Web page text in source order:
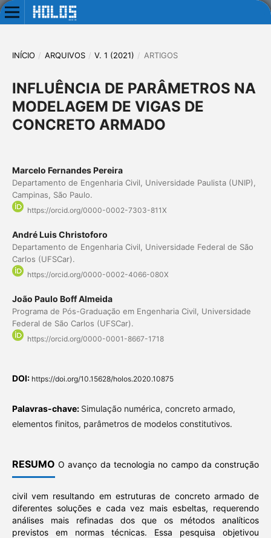
INÍCIO / ARQUIVOS / V. 1 (2021) / ARTIGOS
INFLUÊNCIA DE PARÂMETROS NA
MODELAGEM DE VIGAS DE
CONCRETO ARMADO
Marcelo Fernandes Pereira
Departamento de Engenharia Civil, Universidade Paulista (UNIP),
Campinas, São Paulo.
https://orcid.org/0000-0002-7303-811X
André Luis Christoforo
Departamento de Engenharia Civil, Universidade Federal de São
Carlos (UFSCar).
https://orcid.org/0000-0002-4066-080X
João Paulo Boff Almeida
Programa de Pós-Graduação em Engenharia Civil, Universidade
Federal de São Carlos (UFSCar).
https://orcid.org/0000-0001-8667-1718
DOI: https://doi.org/10.15628/holos.2020.10875
Palavras-chave: Simulação numérica, concreto armado,
elementos finitos, parâmetros de modelos constitutivos.
RESUMO O avanço da tecnologia no campo da construção
civil vem resultando em estruturas de concreto armado de
diferentes soluções e cada vez mais esbeltas, requerendo
análises mais refinadas dos que os métodos analíticos
previstos em normas técnicas. Essa pesquisa objetivou